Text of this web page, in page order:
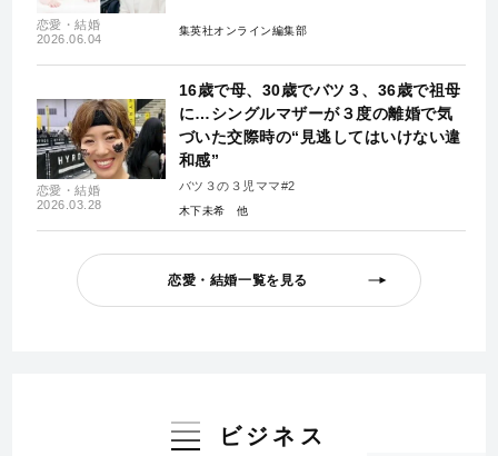
恋愛・結婚
2026.06.04
集英社オンライン編集部
恋愛・結婚
2026.03.28
16歳で母、30歳でバツ３、36歳で祖母
に…シングルマザーが３度の離婚で気
づいた交際時の“見逃してはいけない違
和感”
バツ３の３児ママ#2
木下未希
恋愛・結婚一覧を見る
ビジネス